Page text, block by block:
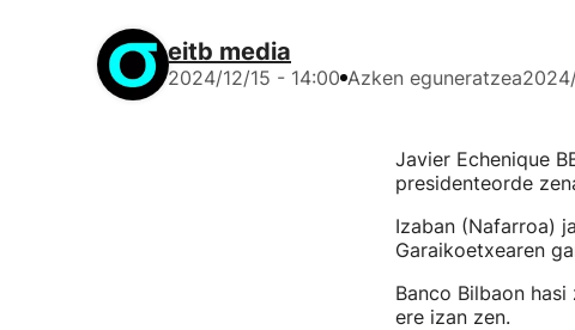
eitb media
2024/12/15 - 14:00 Azken eguneratzea
Javier Echenique
presidenteorde
Izaban (Nafarroa)
Garaikoetxearen
Banco Bilbaon
ere izan zen.